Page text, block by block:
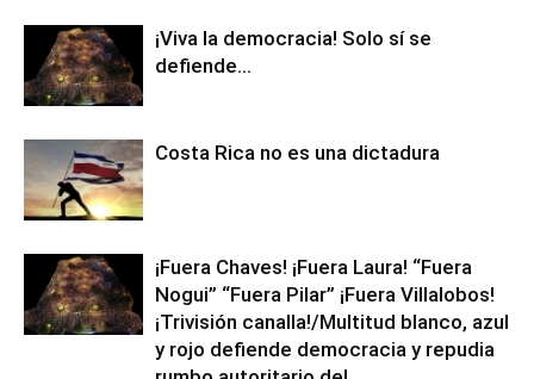
¡Viva la democracia! Solo sí se
defiende…
Costa Rica no es una dictadura
¡Fuera Chaves! ¡Fuera Laura! “Fuera
Nogui” “Fuera Pilar” ¡Fuera Villalobos!
¡Trivisión canalla!/Multitud blanco, azul
y rojo defiende democracia y repudia